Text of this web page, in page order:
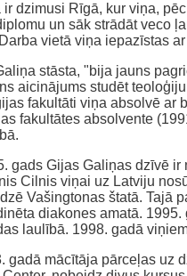
ir dzimusi Rīgā, kur viņa,
un sāk strādāt veco
vietā viņa iepazīstas
stāsta, "bija jauns
aicinājums studēt
fakultāti viņa absolvē ar
fakultātes absolvente
gads Gijas Galiņas dzīvē
Cilnis viņai uz Latviju
Vašingtonas štatā. Tajā
diakones amatā.
laulībā. 1998. gadā
gadā mācītāja pārceļas uz